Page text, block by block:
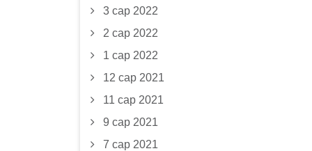
3 сар 2022
2 сар 2022
1 сар 2022
12 сар 2021
11 сар 2021
9 сар 2021
7 сар 2021